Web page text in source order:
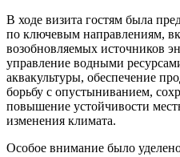
В ходе визита гостям была
по ключевым направлениям,
возобновляемых источников
управление водными
аквакультуры, обеспечение
борьбу с опустыниванием,
повышение устойчивости
изменения климата.
Особое внимание было